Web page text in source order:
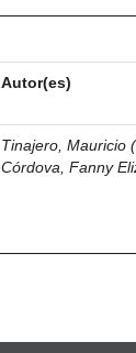
Autor(es)
Tinajero, Mauricio
Córdova, Fanny